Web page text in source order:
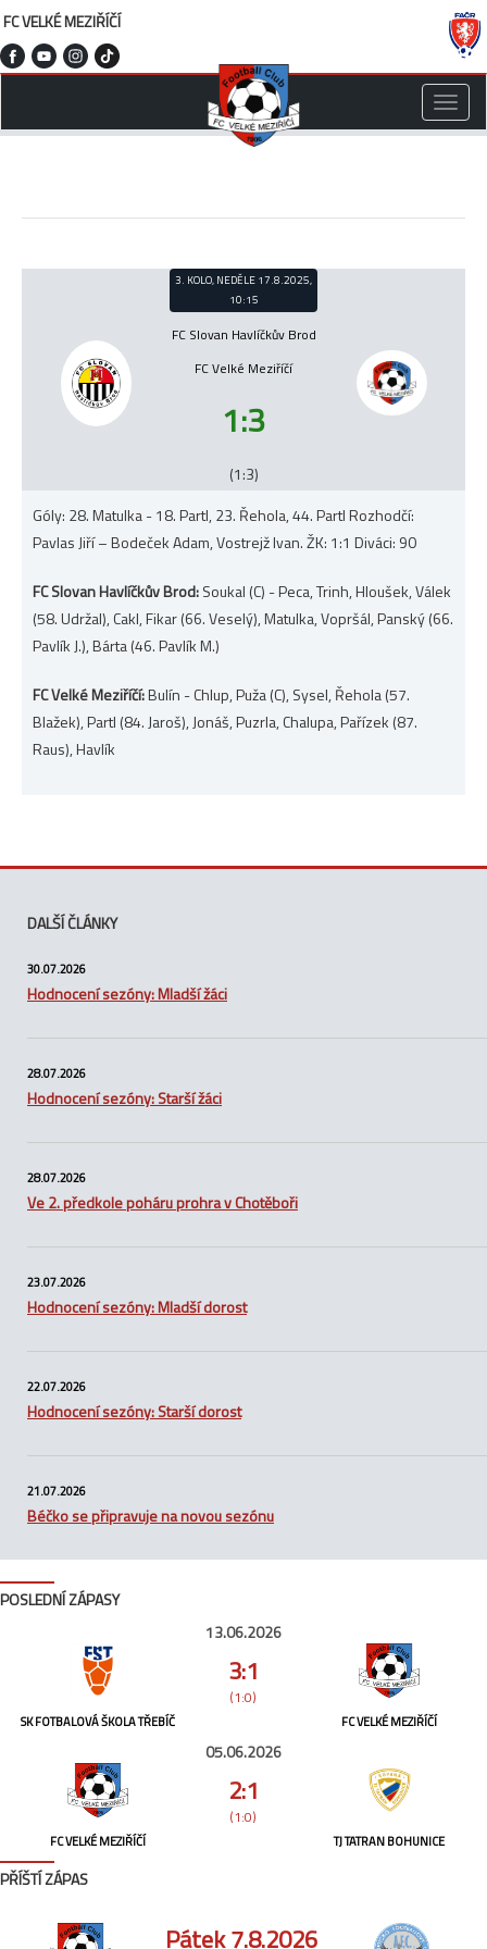
FC VELKÉ MEZIŘÍČÍ
Toggle
3. KOLO, NEDĚLE 17.8.2025,
10:15
FC Slovan Havlíčkův Brod
FC Velké Meziříčí
1:3
(1:3)
Góly: 28. Matulka - 18. Partl, 23. Řehola, 44. Partl Rozhodčí:
Pavlas Jiří – Bodeček Adam, Vostrejž Ivan. ŽK: 1:1 Diváci: 90
FC Slovan Havlíčkův Brod:Soukal (C) - Peca, Trinh, Hloušek, Válek
(58. Udržal), Cakl, Fikar (66. Veselý), Matulka, Vopršál, Panský (66.
Pavlík J.), Bárta (46. Pavlík M.)
FC Velké Meziříčí:Bulín - Chlup, Puža (C), Sysel, Řehola (57.
Blažek), Partl (84. Jaroš), Jonáš, Puzrla, Chalupa, Pařízek (87.
Raus), Havlík
DALŠÍ ČLÁNKY
30.07.2026
Hodnocení sezóny: Mladší žáci
28.07.2026
Hodnocení sezóny: Starší žáci
28.07.2026
Ve 2. předkole poháru prohra v Chotěboři
23.07.2026
Hodnocení sezóny: Mladší dorost
22.07.2026
Hodnocení sezóny: Starší dorost
21.07.2026
Béčko se připravuje na novou sezónu
POSLEDNÍ ZÁPASY
SK FOTBALOVÁ ŠKOLA TŘEBÍČ
13.06.2026
3:1
(1:0)
FC VELKÉ MEZIŘÍČÍ
FC VELKÉ MEZIŘÍČÍ
05.06.2026
2:1
(1:0)
TJ TATRAN BOHUNICE
PŘÍŠTÍ ZÁPAS
Pátek 7.8.2026